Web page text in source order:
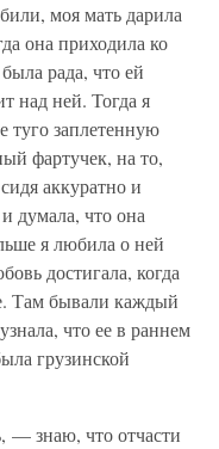
моя мать дарила
она приходила ко
рада, что ей
над ней. Тогда я
туго заплетенную
фартучек, на то,
аккуратно и
думала, что она
я любила о ней
достигала, когда
Там бывали каждый
что ее в раннем
грузинской
— знаю, что отчасти